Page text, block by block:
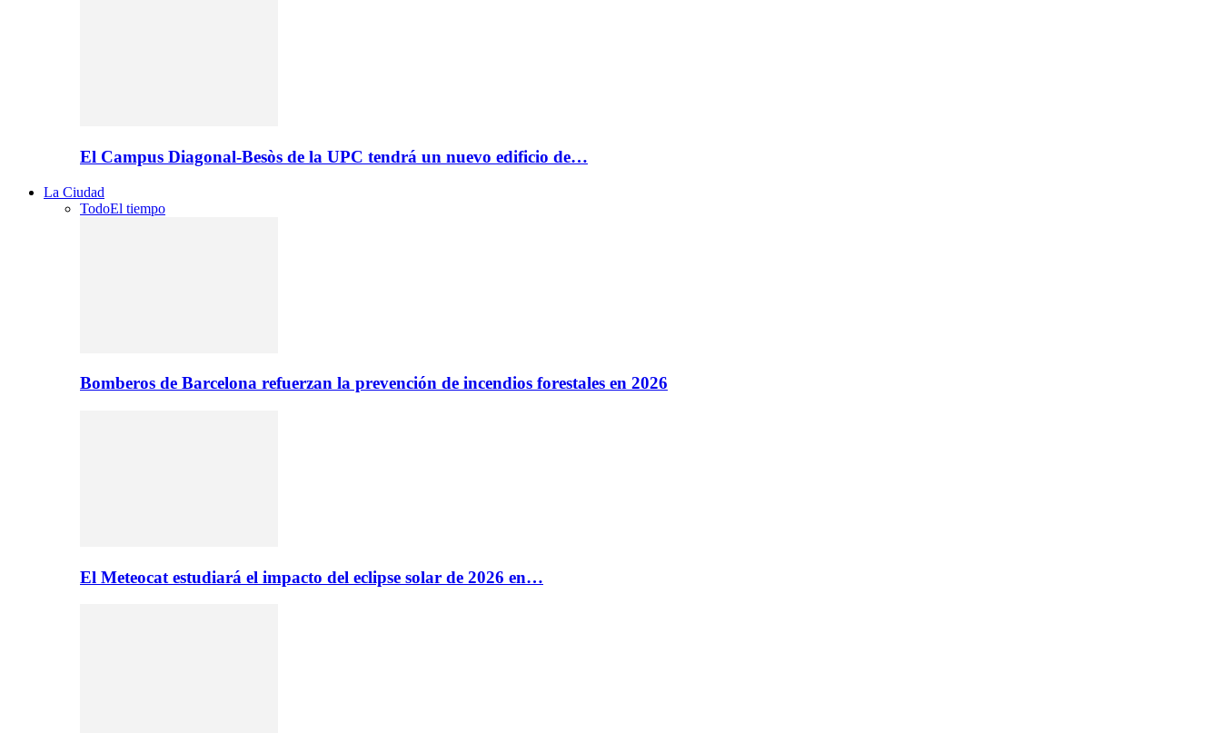
El Campus Diagonal-Besòs de la UPC tendrá un nuevo edificio de…
La Ciudad
TodoEl tiempo
Bomberos de Barcelona refuerzan la prevención de incendios forestales en 2026
El Meteocat estudiará el impacto del eclipse solar de 2026 en…